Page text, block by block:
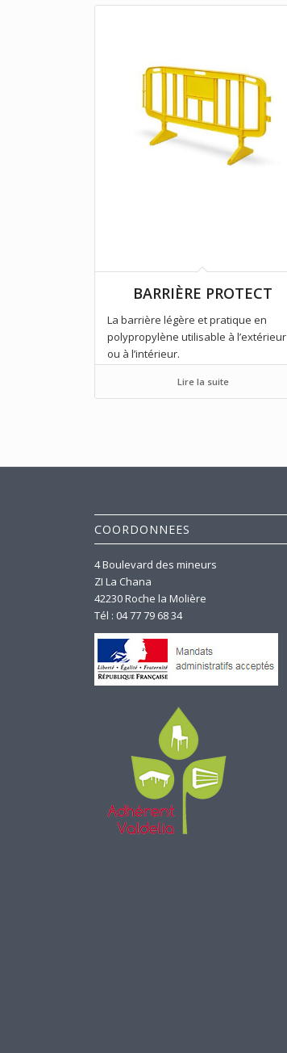
BARRIÈRE PROTECT
La barrière légère et pratique en
polypropylène utilisable à l’extérieur
ou à l’intérieur.
Lire la suite
COORDONNEES
4 Boulevard des mineurs
ZI La Chana
42230 Roche la Molière
Tél : 04 77 79 68 34